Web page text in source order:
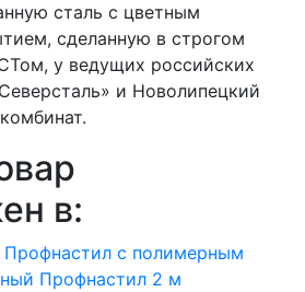
сталь с цветным
сделанную в строгом
у ведущих российских
и Новолипецкий
в:
Профнастил с полимерным
Профнастил 2 м